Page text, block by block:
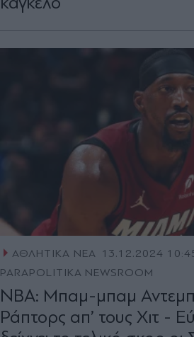
ΑΘΛΗΤΙΚΑ ΝΕΑ 13.12.2024
PARAPOLITIKA NEWSROOM
NBA: Μπαμ-μπαμ
Ράπτορς απ’ τους Χιτ -